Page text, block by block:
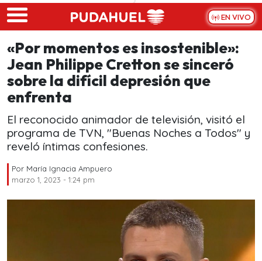
Skip to main content
EN VIVO
«Por momentos es insostenible»:
Jean Philippe Cretton se sinceró
sobre la difícil depresión que
enfrenta
El reconocido animador de televisión, visitó el
programa de TVN, "Buenas Noches a Todos" y
reveló íntimas confesiones.
Por María Ignacia Ampuero
marzo 1, 2023 - 1:24 pm